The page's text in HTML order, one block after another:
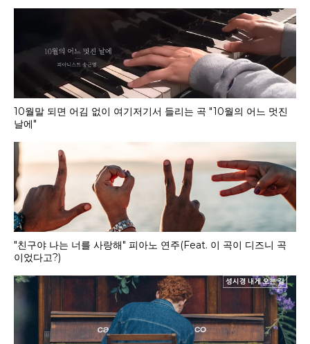
10월말 되면 어김 없이 여기저기서 들리는 곡 "10월의 어느 멋진
날에"
"친구야 나는 너를 사랑해" 피아노 연주(Feat. 이 곡이 디즈니 곡
이었다고?)